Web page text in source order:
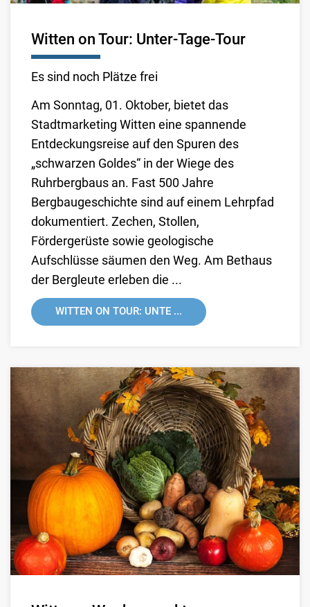
Witten on Tour: Unter-Tage-Tour
Es sind noch Plätze frei
Am Sonntag, 01. Oktober, bietet das
Stadtmarketing Witten eine spannende
Entdeckungsreise auf den Spuren des
„schwarzen Goldes“ in der Wiege des
Ruhrbergbaus an. Fast 500 Jahre
Bergbaugeschichte sind auf einem Lehrpfad
dokumentiert. Zechen, Stollen,
Fördergerüste sowie geologische
Aufschlüsse säumen den Weg. Am Bethaus
der Bergleute erleben die ...
WITTEN ON TOUR: UNTE ...